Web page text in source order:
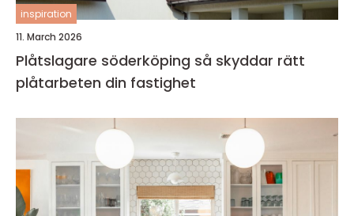
inspiration
11. March 2026
Plåtslagare söderköping så skyddar rätt
plåtarbeten din fastighet